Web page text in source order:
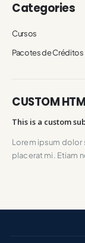
Categories
Cursos
Pacotes de Créditos
CUSTOM
This is a custom
Lorem ipsum dolor
placerat mi. Etiam